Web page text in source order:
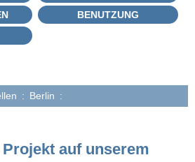
BENUTZUNG
: Berlin :
auf unserem